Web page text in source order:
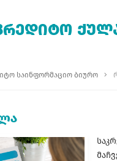
საინფორმაციო ბიურო